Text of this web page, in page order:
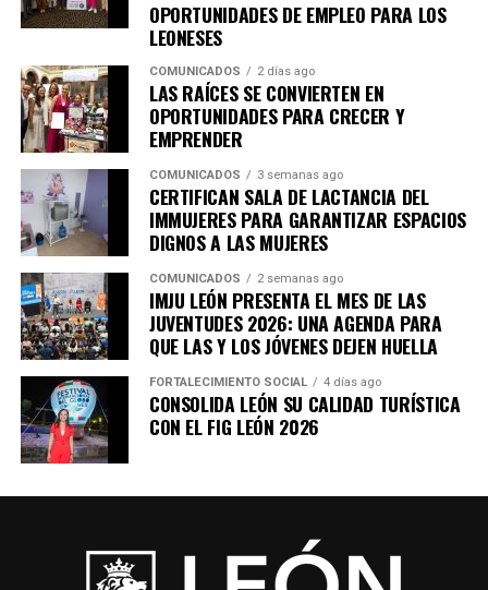
para más detalles sobre eventos culturales en León.
OPORTUNIDADES DE EMPLEO PARA LOS
LEONESES
COMUNICADOS 2 días ago
LAS RAÍCES SE CONVIERTEN EN
OPORTUNIDADES PARA CRECER Y
EMPRENDER
COMUNICADOS 3 semanas ago
CERTIFICAN SALA DE LACTANCIA DEL
IMMUJERES PARA GARANTIZAR ESPACIOS
DIGNOS A LAS MUJERES
COMUNICADOS 2 semanas ago
IMJU LEÓN PRESENTA EL MES DE LAS
JUVENTUDES 2026: UNA AGENDA PARA
QUE LAS Y LOS JÓVENES DEJEN HUELLA
FORTALECIMIENTO SOCIAL 4 días ago
CONSOLIDA LEÓN SU CALIDAD TURÍSTICA
CON EL FIG LEÓN 2026